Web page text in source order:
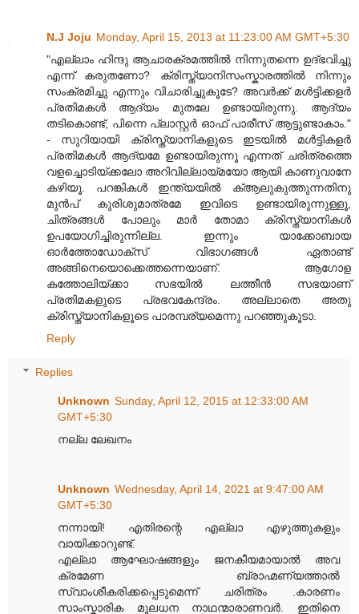
N.J Joju Monday, April 15, 2013 at 11:23:00 AM GMT+5:30
"എല്ലാം ഹിന്ദു ആചാരക്രമത്തില്‍ നിന്നുതന്നെ ഉദ്ഭവിച്ചു
എന്ന്‌ കരുതണോ? ക്രിസ്ത്യാ‍നിസംസ്കാരത്തില്‍ നിന്നും
സംക്രമിച്ചു എന്നും വിചാരിച്ചുകൂടേ? അവര്‍ക്ക്‌ മള്‍ട്ടിക്കളര്‍
പ്രതിമകള്‍ ആദ്യം മുതലേ ഉണ്ടായിരുന്നു. ആദ്യം
തടികൊണ്ട്; പിന്നെ പ്ലാസ്റ്റര്‍ ഓഫ് പാരീസ് ആട്ടുണ്ടാകാം."
- സുറിയായി ക്രിസ്ത്യാനികളുടെ ഇടയിൽ മൾട്ടികളർ
പ്രതിമകൾ ആദ്യമേ ഉണ്ടായിരുന്നൂ എന്നത് ചരിത്രത്തെ
വളച്ചൊടിയ്ക്കലോ അറിവില്ലായ്മയോ ആയി കാണുവാനേ
കഴിയൂ. പറങ്കികൾ ഇന്ത്യയിൽ ക്ആലുകുത്തുന്നതിനു
മുൻപ് കുരിശുമാത്രമേ ഇവിടെ ഉണ്ടായിരുന്നുള്ളൂ,
ചിത്രങ്ങൾ പോലും മാർ തോമാ ക്രിസ്ത്യാനികൾ
ഉപയോഗിച്ചിരുന്നില്ല. ഇന്നും യാക്കോബായ
ഓർത്തോഡോക്സ് വിഭാഗങ്ങൾ ഏതാണ്ട്
അങ്ങിനെയൊക്കെത്തന്നെയാണ്. ആഗോള
കത്തോലിയ്ക്കാ സഭയിൽ ലത്തീൻ സഭയാണ്
പ്രതിമകളുടെ പ്രഭവകേന്ദ്രം. അല്ലാതെ അതു
ക്രിസ്ത്യാനികളൂടെ പാരമ്പര്യമെന്നു പറഞ്ഞുകൂടാ.
Reply
Replies
Unknown Sunday, April 12, 2015 at 12:33:00 AM
GMT+5:30
നല്ല ലേഖനം
Unknown Wednesday, April 14, 2021 at 9:47:00 AM
GMT+5:30
നന്നായി! എതിരന്റെ എല്ലാ എഴുത്തുകളും
വായിക്കാറുണ്ട്.
എല്ലാ ആഘോഷങ്ങളും ജനകീയമായാൽ അവ
ക്രമേണ ബ്രാഹ്മണ്യത്താൽ
സ്വാംശീകരിക്കപ്പെടുമെന്ന് ചരിത്രം .കാരണം
സാംസ്കാരിക മൂലധന നാഥന്മാരാണവർ. ഇതിനെ